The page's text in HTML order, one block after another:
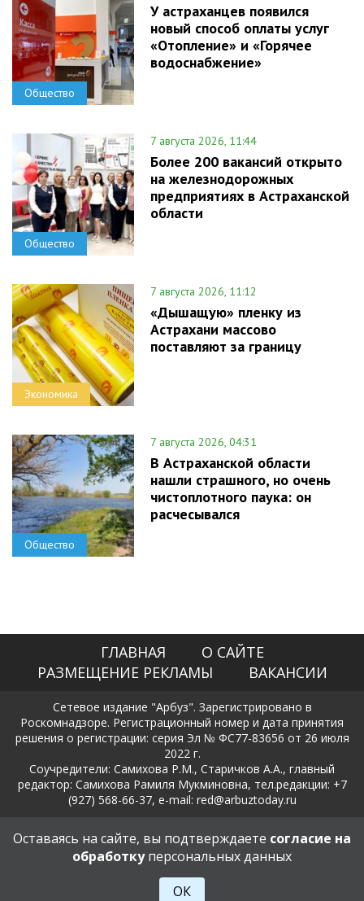
Общество
У астраханцев появился
новый способ оплаты услуг
«Отопление» и «Горячее
водоснабжение»
Общество
7 августа 2026, 11:44
Более 200 вакансий открыто
на железнодорожных
предприятиях в Астраханской
области
Экономика
7 августа 2026, 11:12
«Дышащую» пленку из
Астрахани массово
поставляют за границу
Общество
7 августа 2026, 04:31
В Астраханской области
нашли страшного, но очень
чистоплотного паука: он
расчесывался
ГЛАВНАЯ
О САЙТЕ
РАЗМЕЩЕНИЕ РЕКЛАМЫ
ВАКАНСИИ
Сетевое издание "Арбуз". Зарегистрировано в
Роскомнадзоре. Регистрационный номер и дата принятия
решения о регистрации: серия Эл № ФС77-83656 от 26 июля
2022 г.
Соучредители: Самихова Р.М., Старичков А.А., главный
редактор: Самихова Рамиля Мукминовна, тел.редакции: +7
(927) 568-66-37, e-mail: red@arbuztoday.ru
Политика в отношении обработки и защиты персональных
данных
18+
Оставаясь на сайте, вы подтверждаете согласие на
обработкуперсональных данных
ОК